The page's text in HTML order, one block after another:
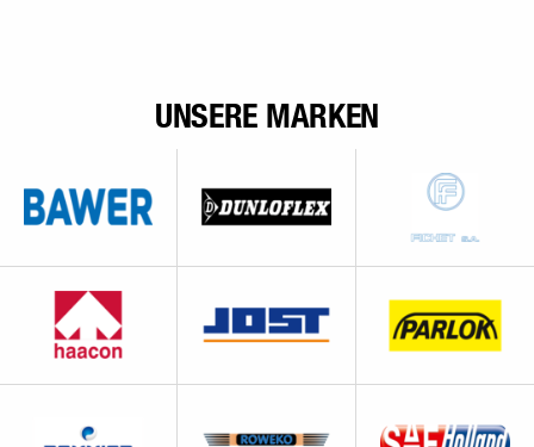
UNSERE MARKEN